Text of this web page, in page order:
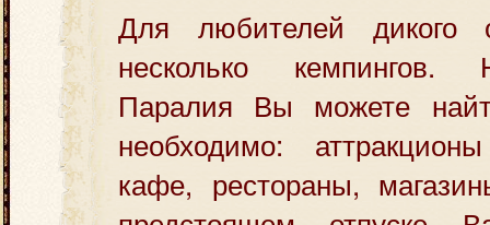
Для любителей дикого
несколько кемпингов.
Паралия Вы можете
необходимо:
кафе, рестораны,